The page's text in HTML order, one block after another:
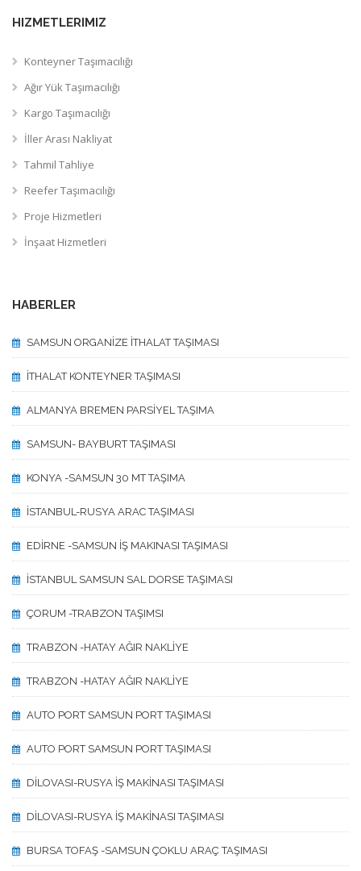
HIZMETLERIMIZ
Konteyner Taşımacılığı
Ağır Yük Taşımacılığı
Kargo Taşımacılığı
İller Arası Nakliyat
Tahmil Tahliye
Reefer Taşımacılığı
Proje Hizmetleri
İnşaat Hizmetleri
HABERLER
SAMSUN ORGANİZE İTHALAT TAŞIMASI
İTHALAT KONTEYNER TAŞIMASI
ALMANYA BREMEN PARSİYEL TAŞIMA
SAMSUN- BAYBURT TAŞIMASI
KONYA -SAMSUN 30 MT TAŞIMA
İSTANBUL-RUSYA ARAC TAŞIMASI
EDİRNE -SAMSUN İŞ MAKINASI TAŞIMASI
İSTANBUL SAMSUN SAL DORSE TAŞIMASI
ÇORUM -TRABZON TAŞIMSI
TRABZON -HATAY AĞIR NAKLİYE
TRABZON -HATAY AĞIR NAKLİYE
AUTO PORT SAMSUN PORT TAŞIMASI
AUTO PORT SAMSUN PORT TAŞIMASI
DİLOVASI-RUSYA İŞ MAKİNASI TAŞIMASI
DİLOVASI-RUSYA İŞ MAKİNASI TAŞIMASI
BURSA TOFAŞ -SAMSUN ÇOKLU ARAÇ TAŞIMASI